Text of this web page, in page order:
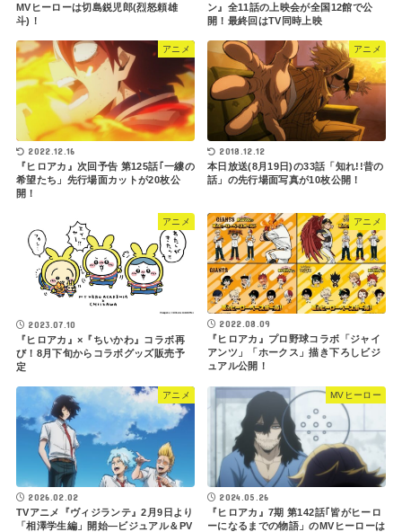
MVヒーローは切島鋭児郎(烈怒頼雄
斗)！
ン』全11話の上映会が全国12館で公
開！最終回はTV同時上映
アニメ
2022.12.16
『ヒロアカ』次回予告 第125話｢一縷の
希望たち」先行場面カットが20枚公
開！
アニメ
2018.12.12
本日放送(8月19日)の33話「知れ!!昔の
話」の先行場面写真が10枚公開！
アニメ
2023.07.10
『ヒロアカ』×『ちいかわ』コラボ再
び！8月下旬からコラボグッズ販売予
定
アニメ
2022.08.09
『ヒロアカ』プロ野球コラボ「ジャイ
アンツ」「ホークス」描き下ろしビジ
ュアル公開！
アニメ
2026.02.02
TVアニメ『ヴィジランテ』2月9日より
「相澤学生編」開始―ビジュアル＆PV
MVヒーロー
2024.05.26
『ヒロアカ』7期 第142話｢皆がヒーロ
ーになるまでの物語」のMVヒーローは